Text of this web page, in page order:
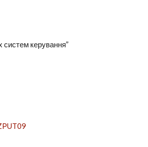
систем керування”